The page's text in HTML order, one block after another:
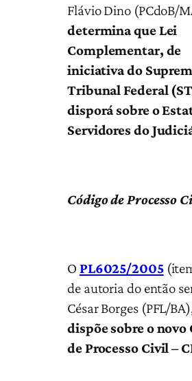
Flávio Dino (PCdoB/
determina que Lei
Complementar, de
iniciativa do
Tribunal Federal
disporá sobre o
Servidores do
Código de Processo
O PL6025/2005
de autoria do então
César Borges (PFL/
dispõe sobre o novo
de Processo Civil –